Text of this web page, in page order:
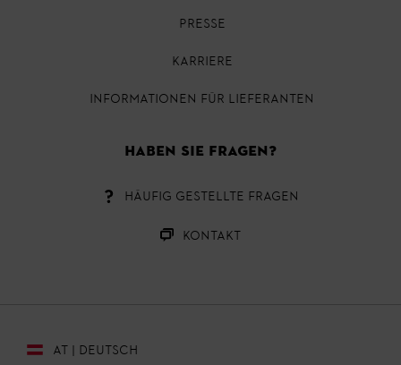
PRESSE
KARRIERE
INFORMATIONEN FÜR LIEFERANTEN
HABEN SIE FRAGEN?
HÄUFIG GESTELLTE FRAGEN
KONTAKT
AT | DEUTSCH